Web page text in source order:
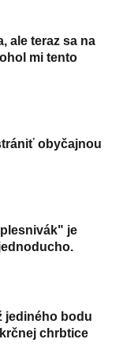
ale teraz sa na
mi tento
obyčajnou
je
jediného bodu
chrbtice